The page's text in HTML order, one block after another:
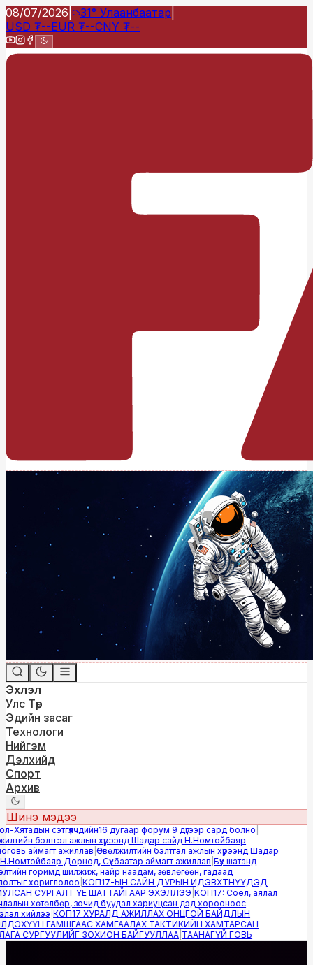
08/07/2026 31° Улаанбаатар
USD ₮--EUR ₮--CNY ₮--
Эхлэл
Улс Төр
Эдийн засаг
Технологи
Нийгэм
Дэлхийд
Спорт
Архив
Шинэ мэдээ
Хятадын сэтгүүлчдийн16 дугаар форум 9 дүгээр сард болно|
бэлтгэл ажлын хүрээнд Шадар сайд Н.Номтойбаяр
аймагт ажиллав|Өвөлжилтийн бэлтгэл ажлын хүрээнд Шадар
Дорнод, Сүхбаатар аймагт ажиллав|Бүх шатанд
горимд шилжиж, найр наадам, зөвлөгөөн, гадаад
хориглолоо|КОП17-ЫН САЙН ДУРЫН ИДЭВХТНҮҮДЭД
СУРГАЛТ ҮЕ ШАТТАЙГААР ЭХЭЛЛЭЭ|КОП17: Соёл, аялал
хөтөлбөр, зочид буудал хариуцсан дэд хорооноос
хийлээ|КОП17 ХУРАЛД АЖИЛЛАХ ОНЦГОЙ БАЙДЛЫН
ГАМШГААС ХАМГААЛАХ ТАКТИКИЙН ХАМТАРСАН
СУРГУУЛИЙГ ЗОХИОН БАЙГУУЛЛАА|ТААНАГҮЙ ГОВЬ